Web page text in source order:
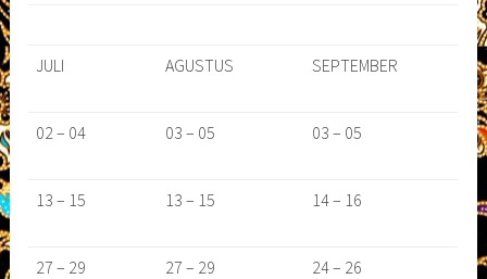
JULI AGUSTUS SEPTEMBER
02 – 04 03 – 05 03 – 05
13 – 15 13 – 15 14 – 16
27 – 29 27 – 29 24 – 26